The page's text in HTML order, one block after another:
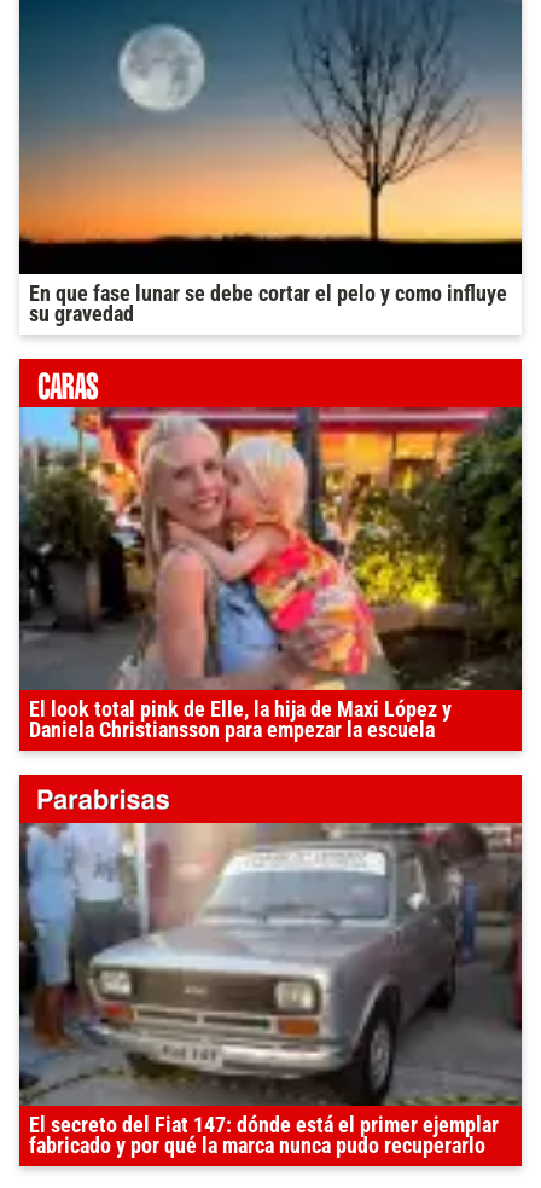
En que fase lunar se debe cortar el pelo y como influye
su gravedad
El look total pink de Elle, la hija de Maxi López y
Daniela Christiansson para empezar la escuela
El secreto del Fiat 147: dónde está el primer ejemplar
fabricado y por qué la marca nunca pudo recuperarlo